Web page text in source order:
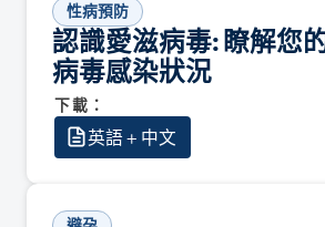
性病預防
認識愛滋病毒: 瞭解您
病毒感染狀況
下載：
英語 + 中文